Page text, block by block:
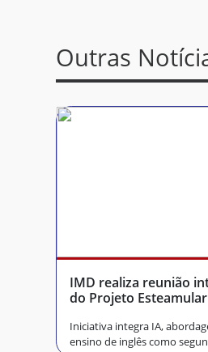
Outras
IMD realiza reunião
do Projeto Esteamular
Iniciativa integra IA,
ensino de inglês como